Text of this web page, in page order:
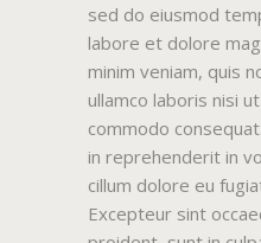
sed do eiusmod
labore et dolore
minim veniam, quis
ullamco laboris nisi
commodo
in reprehenderit in
cillum dolore eu
Excepteur sint